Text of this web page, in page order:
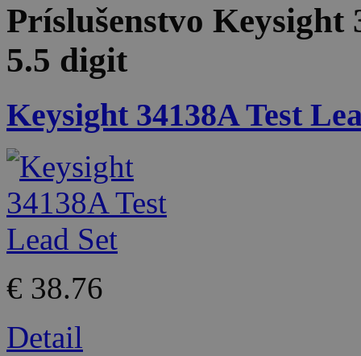
Príslušenstvo Keysight
5.5 digit
Keysight 34138A Test
€ 38.76
Detail